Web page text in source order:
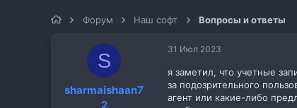
н
Форум Наш софт Вопросы и ответы
S
sharmaishaan7
2
31 Июл 2023
я заметил, что учетные
за подозрительного
агент или какие-либо